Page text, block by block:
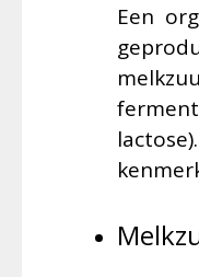
Een